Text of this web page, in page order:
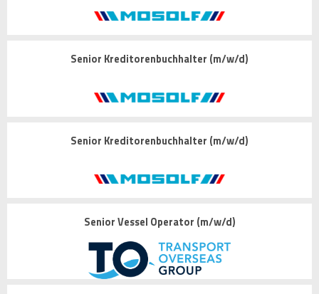
Senior Kreditorenbuchhalter (m/w/d)
Senior Kreditorenbuchhalter (m/w/d)
Senior Vessel Operator (m/w/d)